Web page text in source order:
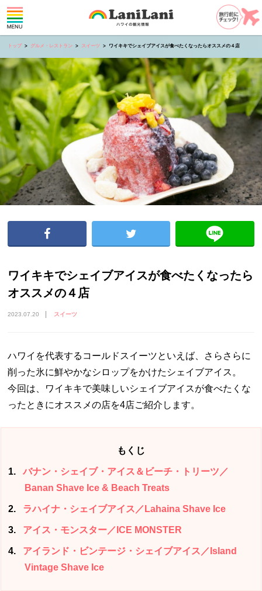
トップ グルメ・レストラン スイーツ ワイキキでシェイブアイスが食べたくなったらオススメの４店
ワイキキでシェイブアイスが食べたくなったら
オススメの４店
2023.07.20 スイーツ
ハワイを代表するコールドスイーツといえば、さらさらに
削った氷に鮮やかなシロップをかけたシェイブアイス。
今回は、ワイキキで美味しいシェイブアイスが食べたくな
ったときにオススメの店を4店ご紹介します。
もくじ
1
バナン・シェイブ・アイス＆ビーチ・トリーツ／
Banan Shave Ice & Beach Treats
2 ラハイナ・シェイブアイス／Lahaina Shave Ice
3 アイス・モンスター／ICE MONSTER
4
アイランド・ビンテージ・シェイブアイス／Island
Vintage Shave Ice